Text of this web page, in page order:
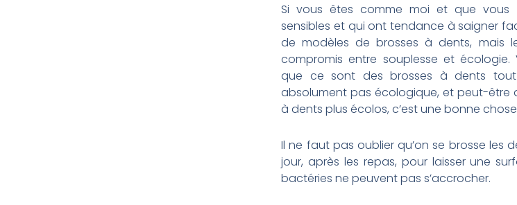
Si vous êtes comme moi et que vous
sensibles et qui ont tendance à saigner
de modèles de brosses à dents, mais
compromis entre souplesse et écologie.
que ce sont des brosses à dents tout
absolument pas écologique, et peut-être
à dents plus écolos, c’est une bonne
Il ne faut pas oublier qu’on se brosse les
jour, après les repas, pour laisser une
bactéries ne peuvent pas s’accrocher.